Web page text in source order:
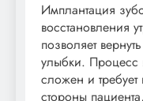
Имплантация
восстановления
позволяет
улыбки. Процесс
сложен и
стороны